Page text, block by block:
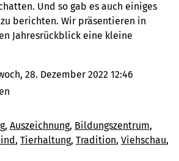
Und so gab es auch einiges
berichten. Wir präsentieren in
Jahresrückblick eine kleine
28. Dezember 2022 12:46
Auszeichnung Bildungszentrum
Tierhaltung Tradition Viehschau